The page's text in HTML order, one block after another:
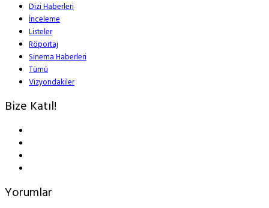
Dizi Haberleri
İnceleme
Listeler
Röportaj
Sinema Haberleri
Tümü
Vizyondakiler
Bize Katıl!
Yorumlar